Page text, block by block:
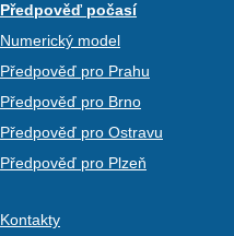
Předpověď počasí
Numerický model
Předpověď pro Prahu
Předpověď pro Brno
Předpověď pro Ostravu
Předpověď pro Plzeň
Kontakty